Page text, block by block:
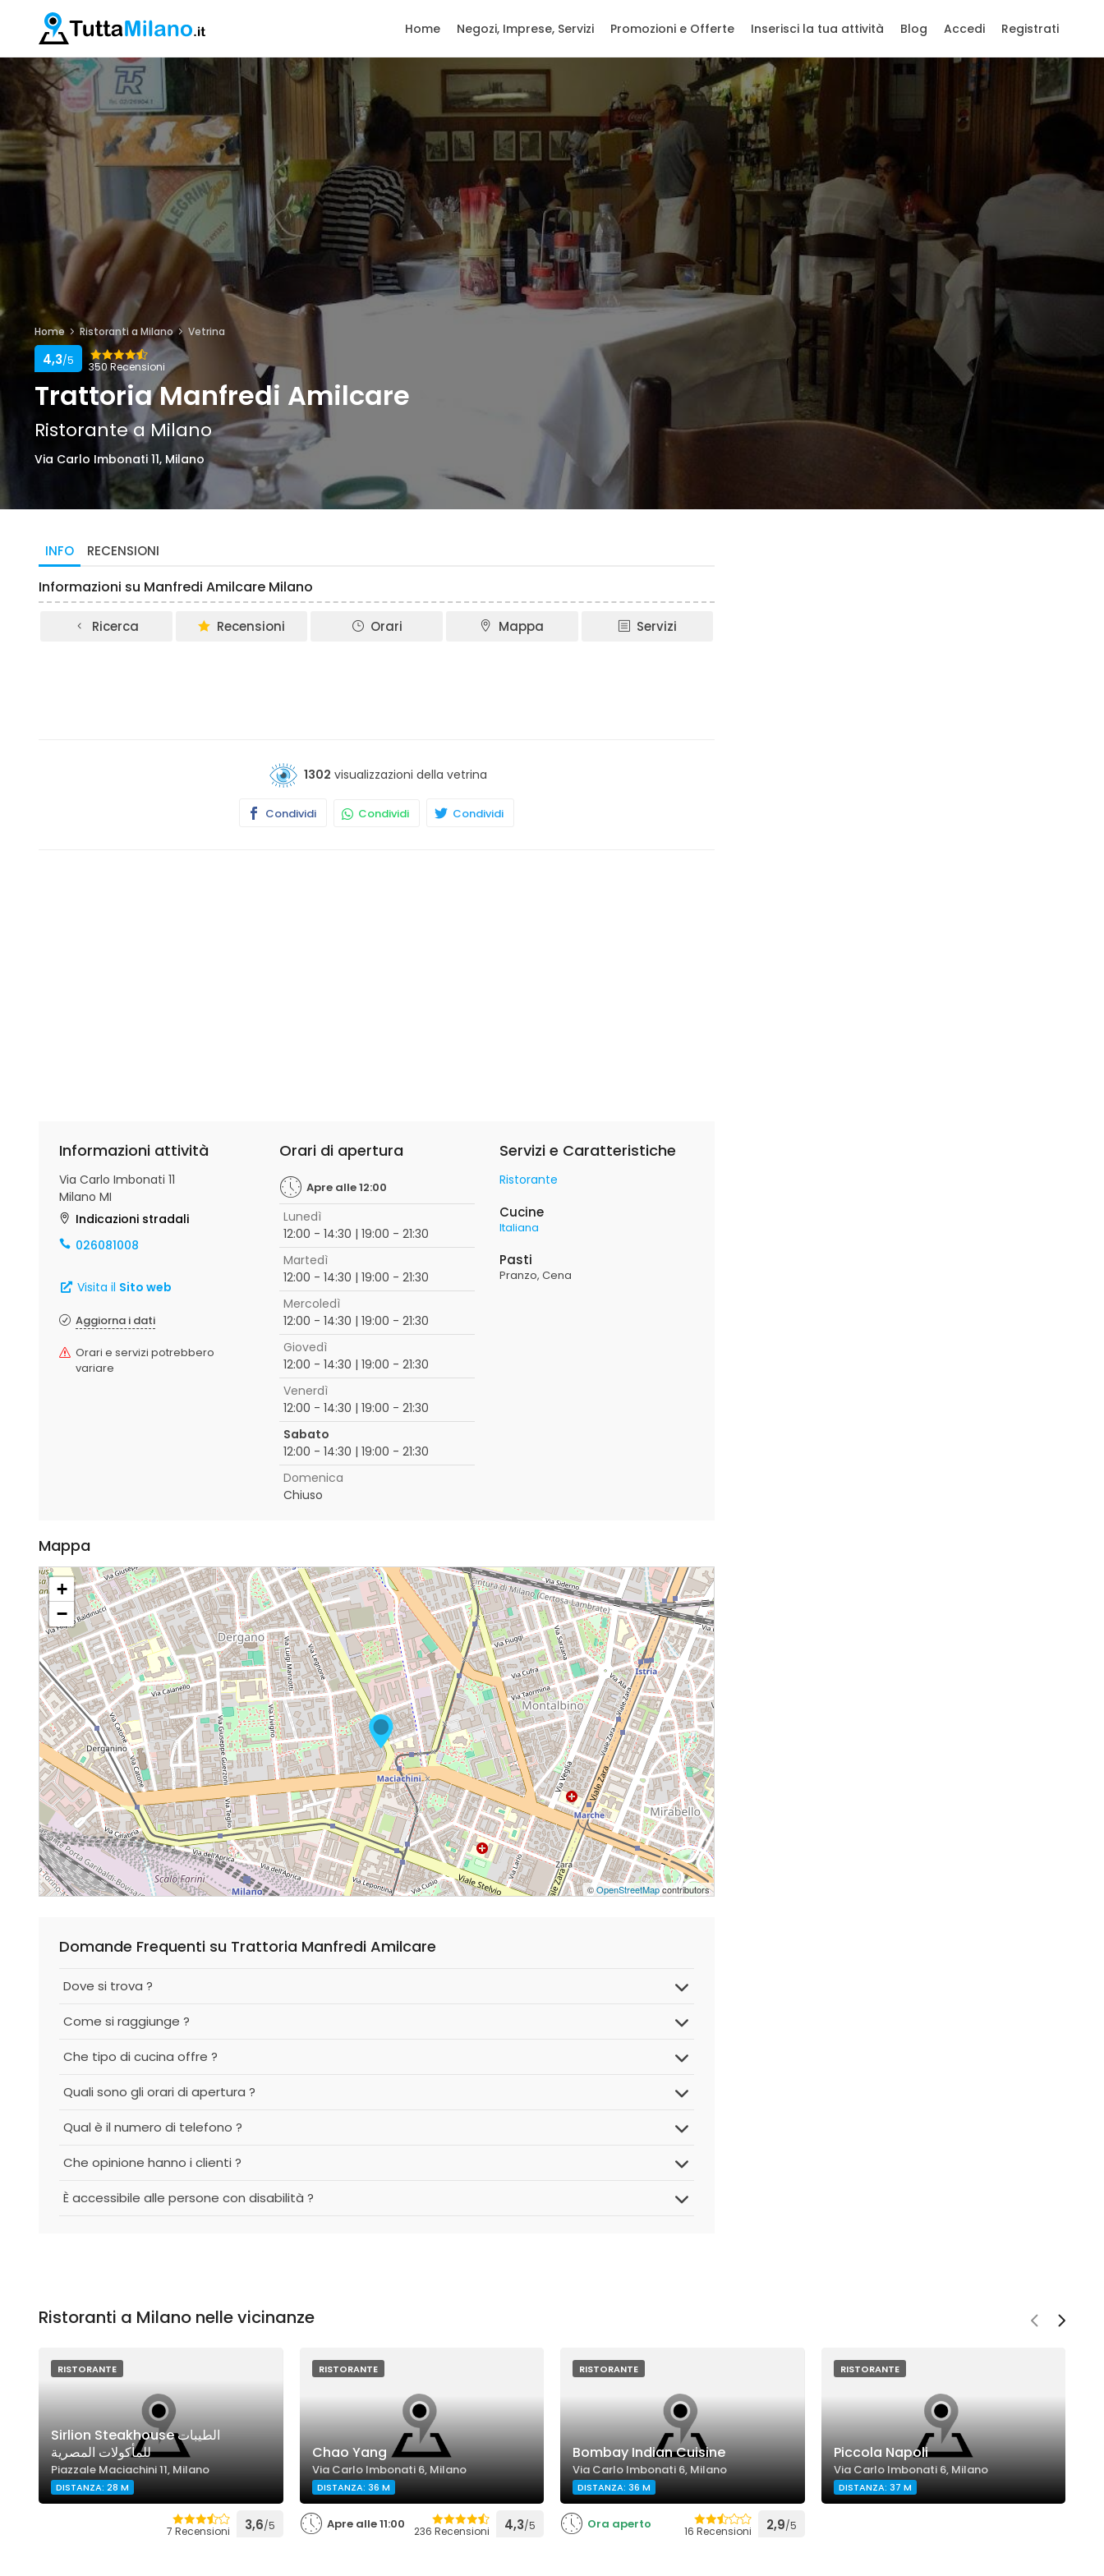
Home Negozi, Imprese, Servizi Promozioni e Offerte Inserisci la tua attività Blog Accedi Registrati
Home Ristoranti a Milano Vetrina
350 Recensioni
4,3/5
Trattoria Manfredi Amilcare
Ristorante a Milano
Via Carlo Imbonati 11, Milano
INFO RECENSIONI
Informazioni su Manfredi Amilcare Milano
Ricerca Recensioni Orari Mappa Servizi
1302 visualizzazioni della vetrina
Condividi Condividi Condividi
Informazioni attività
Via Carlo Imbonati 11
Milano MI
Indicazioni stradali
026081008
Visita il Sito web
Aggiorna i dati
Orari e servizi potrebbero
variare
Orari di apertura
Apre alle 12:00
Lunedì
12:00 - 14:30 | 19:00 - 21:30
Martedì
12:00 - 14:30 | 19:00 - 21:30
Mercoledì
12:00 - 14:30 | 19:00 - 21:30
Giovedì
12:00 - 14:30 | 19:00 - 21:30
Venerdì
12:00 - 14:30 | 19:00 - 21:30
Sabato
12:00 - 14:30 | 19:00 - 21:30
Domenica
Chiuso
Servizi e Caratteristiche
Ristorante
Cucine
Italiana
Pasti
Pranzo Cena
Mappa
+
−
©OpenStreetMapcontributors
Domande Frequenti su Trattoria Manfredi Amilcare
Dove si trova ?
Come si raggiunge ?
Che tipo di cucina offre ?
Quali sono gli orari di apertura ?
Qual è il numero di telefono ?
Che opinione hanno i clienti ?
È accessibile alle persone con disabilità ?
Ristoranti a Milano nelle vicinanze
RISTORANTE
Sirlion Steakhouse الطيبات
للمأكولات المصرية
Piazzale Maciachini 11, Milano
DISTANZA: 28 M
7 Recensioni 3,6/5
RISTORANTE
Chao Yang
Via Carlo Imbonati 6, Milano
DISTANZA: 36 M
Apre alle 11:00 236 Recensioni 4,3/5
RISTORANTE
Bombay Indian Cuisine
Via Carlo Imbonati 6, Milano
DISTANZA: 36 M
Ora aperto 16 Recensioni 2,9/5
RISTORANTE
Piccola Napoli
Via Carlo Imbonati 6, Milano
DISTANZA: 37 M